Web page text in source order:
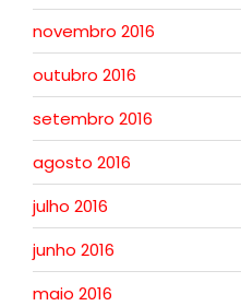
novembro 2016
outubro 2016
setembro 2016
agosto 2016
julho 2016
junho 2016
maio 2016